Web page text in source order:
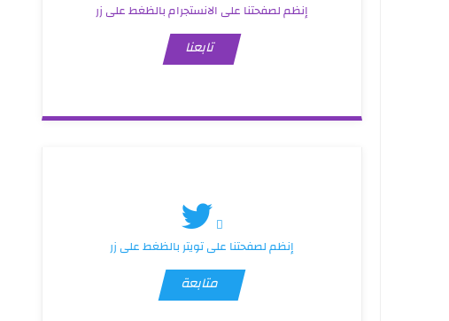
إنظم لصفحتنا على الانستجرام بالظغط على زر
تابعنا
إنظم لصفحتنا على تويتر بالظغط على زر
متابعة